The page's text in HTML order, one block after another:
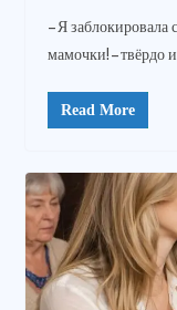
– Я заблокировала
мамочки! – твёрдо
Read More